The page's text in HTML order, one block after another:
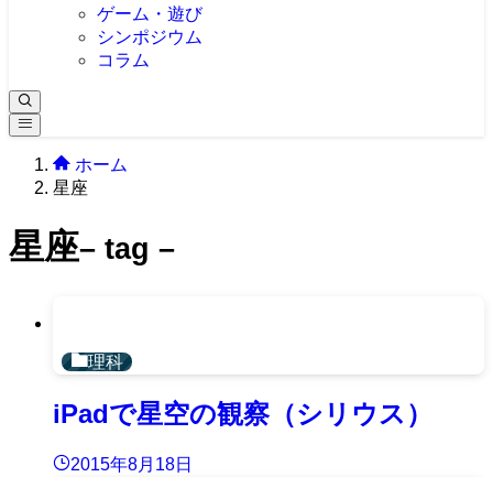
ゲーム・遊び
シンポジウム
コラム
ホーム
星座
星座– tag –
理科
iPadで星空の観察（シリウス）
2015年8月18日